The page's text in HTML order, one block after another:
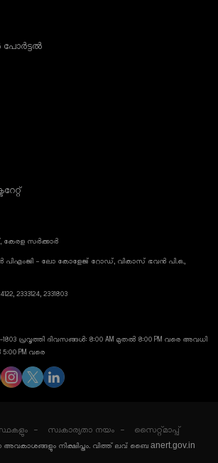
കേരള സർക്കാർ
പിഎംജി - ലോ കോളേജ് റോഡ്, വികാസ് ഭവൻ പി.ഒ.,
2333124, 2331803
1803 പ്രവൃത്തി ദിവസങ്ങൾ: 8:00 AM മുതൽ 8:00 PM വരെ അവധി
PM വരെ
സ്വകാര്യതാ നയം സൈറ്റ്മാപ്പ്
അവകാശങ്ങളും നിക്ഷിപ്തം. വിത്ത് ലവ് ബൈ anert.gov.in